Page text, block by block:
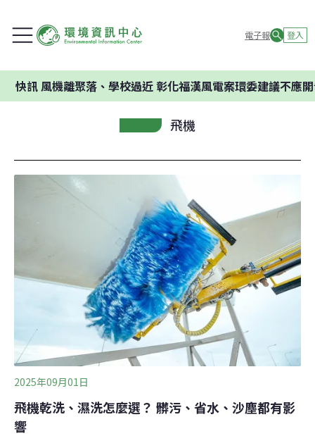
電子報 登入
機離聚落、學校過近 彰化福漢風電案環委建議不應開發
飛機
2025年09月01日
飛機乾洗、濕洗怎麼選？ 髒污、省水、沙塵都有影
響